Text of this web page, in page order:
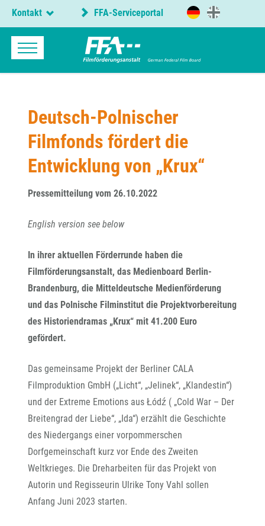
Kontakt FFA-Serviceportal
Deutsch-Polnischer
Filmfonds fördert die
Entwicklung von „Krux“
Pressemitteilung vom 26.10.2022
English version see below
In ihrer aktuellen Förderrunde haben die
Filmförderungsanstalt, das Medienboard Berlin-
Brandenburg, die Mitteldeutsche Medienförderung
und das Polnische Filminstitut die Projektvorbereitung
des Historiendramas „Krux“ mit 41.200 Euro
gefördert.
Das gemeinsame Projekt der Berliner CALA
Filmproduktion GmbH („Licht“, „Jelinek“, „Klandestin“)
und der Extreme Emotions aus Łódź ( „Cold War – Der
Breitengrad der Liebe“, „Ida“) erzählt die Geschichte
des Niedergangs einer vorpommerschen
Dorfgemeinschaft kurz vor Ende des Zweiten
Weltkrieges. Die Dreharbeiten für das Projekt von
Autorin und Regisseurin Ulrike Tony Vahl sollen
Anfang Juni 2023 starten.